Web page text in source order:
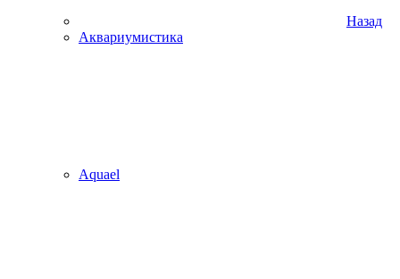
Назад
Аквариумистика
Aquael